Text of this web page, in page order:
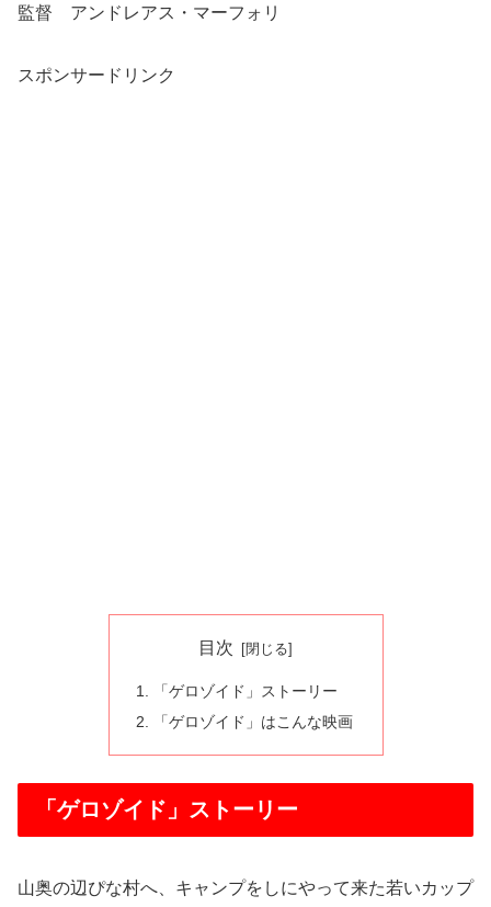
監督 アンドレアス・マーフォリ
スポンサードリンク
目次
「ゲロゾイド」ストーリー
「ゲロゾイド」はこんな映画
「ゲロゾイド」ストーリー
山奥の辺ぴな村へ、キャンプをしにやって来た若いカップ